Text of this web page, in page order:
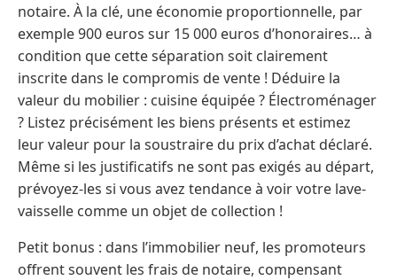
notaire. À la clé, une économie proportionnelle, par
exemple 900 euros sur 15 000 euros d’honoraires… à
condition que cette séparation soit clairement
inscrite dans le compromis de vente ! Déduire la
valeur du mobilier : cuisine équipée ? Électroménager
? Listez précisément les biens présents et estimez
leur valeur pour la soustraire du prix d’achat déclaré.
Même si les justificatifs ne sont pas exigés au départ,
prévoyez-les si vous avez tendance à voir votre lave-
vaisselle comme un objet de collection !
Petit bonus : dans l’immobilier neuf, les promoteurs
offrent souvent les frais de notaire, compensant